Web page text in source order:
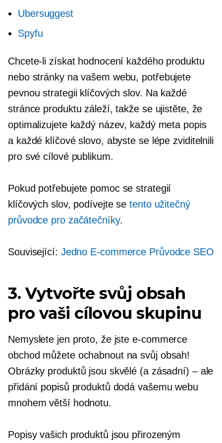
Ubersuggest
Spyfu
Chcete-li získat hodnocení každého produktu
nebo stránky na vašem webu, potřebujete
pevnou strategii klíčových slov. Na každé
stránce produktu záleží, takže se ujistěte, že
optimalizujete každý název, každý meta popis
a každé klíčové slovo, abyste se lépe zviditelnili
pro své cílové publikum.
Pokud potřebujete pomoc se strategií
klíčových slov, podívejte setento užitečný
průvodce pro začátečníky.
Související: Jedno E-commerce Průvodce SEO
3. Vytvořte svůj obsah
pro vaši cílovou skupinu
Nemyslete jen proto, že jstee-commerce
obchod můžete ochabnout na svůj obsah!
Obrázky produktů jsou skvělé (a zásadní) – ale
přidání popisů produktů dodá vašemu webu
mnohem větší hodnotu.
Popisy vašich produktů jsou přirozeným